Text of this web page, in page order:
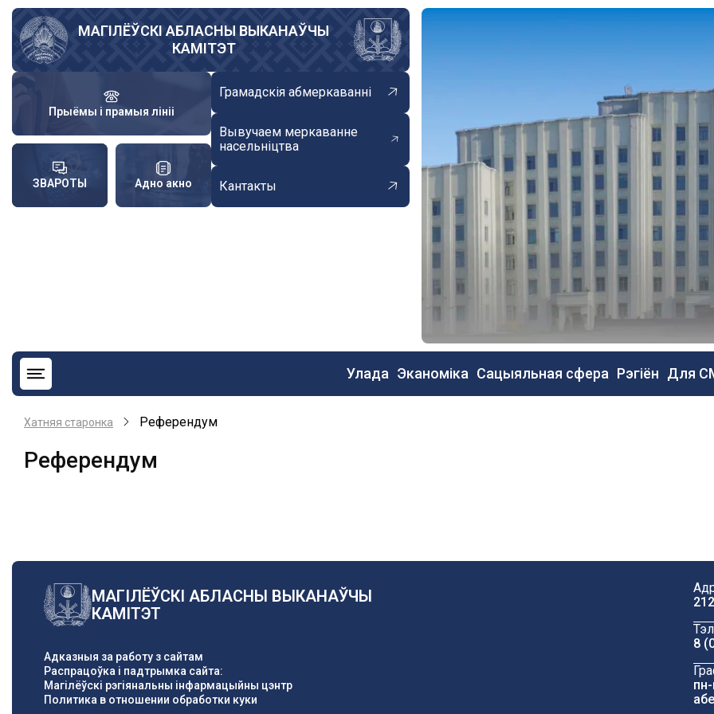
Skip
main
content
МАГІЛЁЎСКІ АБЛАСНЫ ВЫКАНАЎЧЫ
КАМІТЭТ
Прыёмы і прамыя лініі
ЗВАРОТЫ Адно акно
Грамадскія абмеркаванні
Вывучаем меркаванне
насельніцтва
Кантакты
Основная
навигация
Улада Эканоміка Сацыяльная сфера Рэгіён Для
Хатняя старонка Референдум
Референдум
МАГІЛЁЎСКІ АБЛАСНЫ ВЫКАНАЎЧЫ
КАМІТЭТ
Адказныя за работу з сайтам
Распрацоўка і падтрымка сайта:
Магілёўскі рэгіянальны інфармацыйны цэнтр
Политика в отношении обработки куки
8